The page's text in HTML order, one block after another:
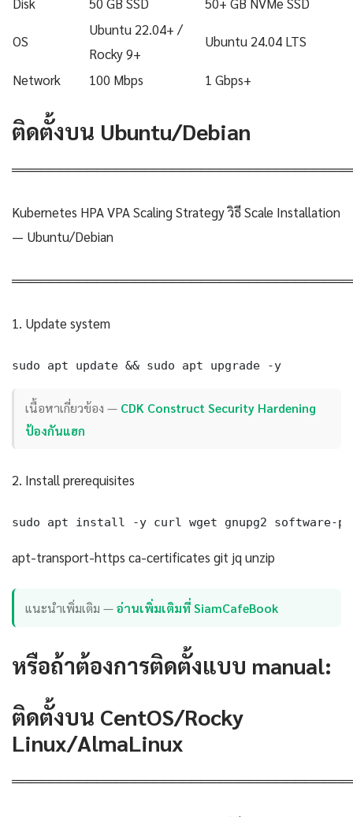
OS
Ubuntu 22.04+ /
Rocky 9+
Ubuntu 24.04 LTS
Network 100 Mbps 1 Gbps+
ติดตั้งบน Ubuntu/Debian
Kubernetes HPA VPA Scaling Strategy วิธี Scale Installation
— Ubuntu/Debian
1. Update system
sudo apt update && sudo apt upgrade -y
เนื้อหาเกี่ยวข้อง — CDK Construct Security Hardening
ป้องกันแฮก
2. Install prerequisites
sudo apt install -y curl wget gnupg2 software-
apt-transport-https ca-certificates git jq unzip
แนะนำเพิ่มเติม —อ่านเพิ่มเติมที่ SiamCafeBook
หรือถ้าต้องการติดตั้งแบบ manual:
ติดตั้งบน CentOS/Rocky
Linux/AlmaLinux